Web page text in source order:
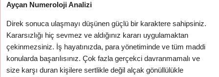
Ayçan Numeroloji Analizi
Direk sonuca ulaşmayı düşünen güçlü bir karaktere sahipsiniz.
Kararsızlığı hiç sevmez ve aldığınız kararı uygulamaktan
çekinmezsiniz. İş hayatınızda, para yönetiminde ve tüm maddi
konularda başarılısınız. Çok fazla gerçekci davranmamalı ve
size karşı duran kişilere sertlikle değil alçak gönüllülükle